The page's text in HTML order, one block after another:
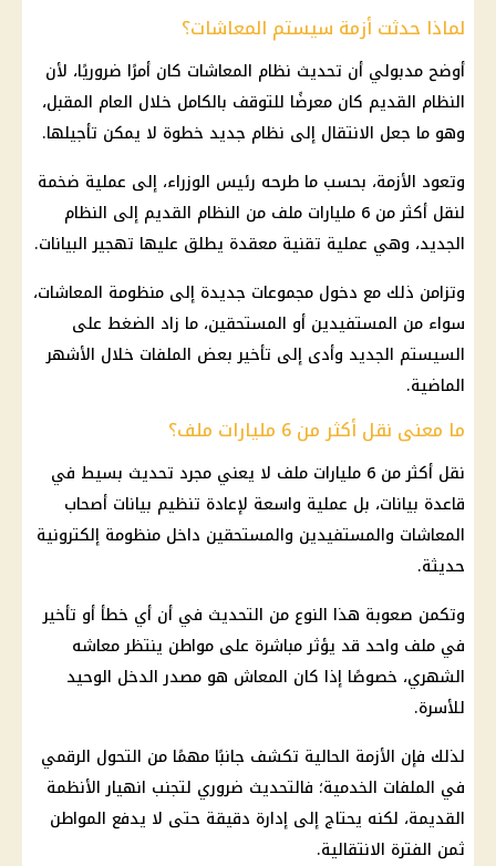
لماذا حدثت أزمة سيستم المعاشات؟
أوضح مدبولي أن تحديث نظام المعاشات كان أمرًا ضروريًا، لأن
النظام القديم كان معرضًا للتوقف بالكامل خلال العام المقبل،
وهو ما جعل الانتقال إلى نظام جديد خطوة لا يمكن تأجيلها.
وتعود الأزمة، بحسب ما طرحه رئيس الوزراء، إلى عملية ضخمة
لنقل أكثر من 6 مليارات ملف من
النظام القديم إلى النظام
الجديد، وهي عملية تقنية معقدة يطلق عليها تهجير البيانات.
وتزامن ذلك مع دخول مجموعات جديدة إلى منظومة المعاشات،
سواء من المستفيدين أو المستحقين، ما زاد الضغط على
السيستم الجديد وأدى إلى تأخير بعض الملفات خلال الأشهر
الماضية.
ما معنى نقل أكثر من 6 مليارات ملف؟
نقل أكثر من 6 مليارات ملف لا يعني مجرد تحديث بسيط في
قاعدة بيانات، بل عملية واسعة لإعادة تنظيم بيانات أصحاب
المعاشات والمستفيدين والمستحقين داخل منظومة إلكترونية
حديثة.
وتكمن صعوبة هذا النوع من التحديث في أن أي خطأ أو تأخير
في ملف واحد قد يؤثر مباشرة على مواطن ينتظر معاشه
الشهري، خصوصًا إذا كان المعاش هو مصدر الدخل الوحيد
للأسرة.
لذلك فإن الأزمة الحالية تكشف جانبًا مهمًا من التحول الرقمي
في الملفات الخدمية؛ فالتحديث ضروري لتجنب انهيار الأنظمة
القديمة، لكنه يحتاج إلى إدارة دقيقة حتى لا يدفع المواطن
ثمن الفترة الانتقالية.